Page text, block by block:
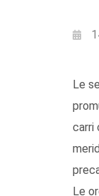
Le
carri
Le